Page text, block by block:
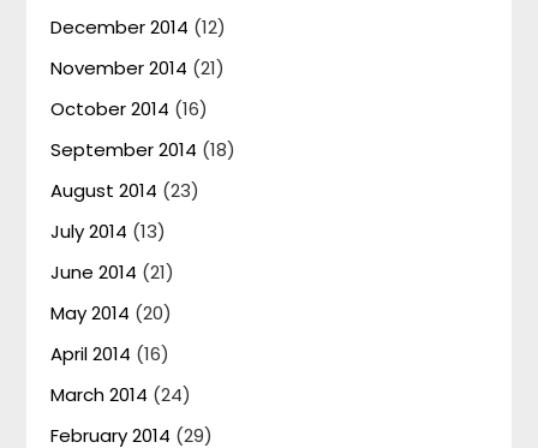
December 2014 (12)
November 2014 (21)
October 2014 (16)
September 2014 (18)
August 2014 (23)
July 2014 (13)
June 2014 (21)
May 2014 (20)
April 2014 (16)
March 2014 (24)
February 2014 (29)